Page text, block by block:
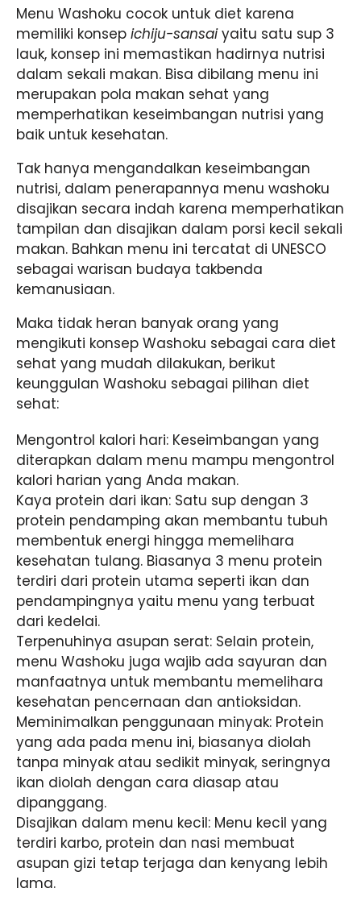
Menu Washoku cocok untuk diet karena
memiliki konsep ichiju-sansaiyaitu satu sup 3
lauk, konsep ini memastikan hadirnya nutrisi
dalam sekali makan. Bisa dibilang menu ini
merupakan pola makan sehat yang
memperhatikan keseimbangan nutrisi yang
baik untuk kesehatan.
Tak hanya mengandalkan keseimbangan
nutrisi, dalam penerapannya menu washoku
disajikan secara indah karena memperhatikan
tampilan dan disajikan dalam porsi kecil sekali
makan. Bahkan menu ini tercatat di UNESCO
sebagai warisan budaya takbenda
kemanusiaan.
Maka tidak heran banyak orang yang
mengikuti konsep Washoku sebagai cara diet
sehat yang mudah dilakukan, berikut
keunggulan Washoku sebagai pilihan diet
sehat:
Mengontrol kalori hari: Keseimbangan yang
diterapkan dalam menu mampu mengontrol
kalori harian yang Anda makan.
Kaya protein dari ikan: Satu sup dengan 3
protein pendamping akan membantu tubuh
membentuk energi hingga memelihara
kesehatan tulang. Biasanya 3 menu protein
terdiri dari protein utama seperti ikan dan
pendampingnya yaitu menu yang terbuat
dari kedelai.
Terpenuhinya asupan serat: Selain protein,
menu Washoku juga wajib ada sayuran dan
manfaatnya untuk membantu memelihara
kesehatan pencernaan dan antioksidan.
Meminimalkan penggunaan minyak: Protein
yang ada pada menu ini, biasanya diolah
tanpa minyak atau sedikit minyak, seringnya
ikan diolah dengan cara diasap atau
dipanggang.
Disajikan dalam menu kecil: Menu kecil yang
terdiri karbo, protein dan nasi membuat
asupan gizi tetap terjaga dan kenyang lebih
lama.